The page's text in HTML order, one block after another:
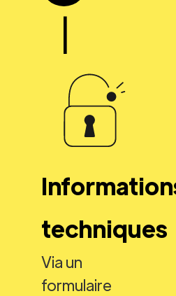
|
techniques
Via un
formulaire